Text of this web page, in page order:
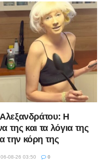
Αλεξανδράτου: Η
της και τα λόγια της
την κόρη της
06-08-26 03:50 0